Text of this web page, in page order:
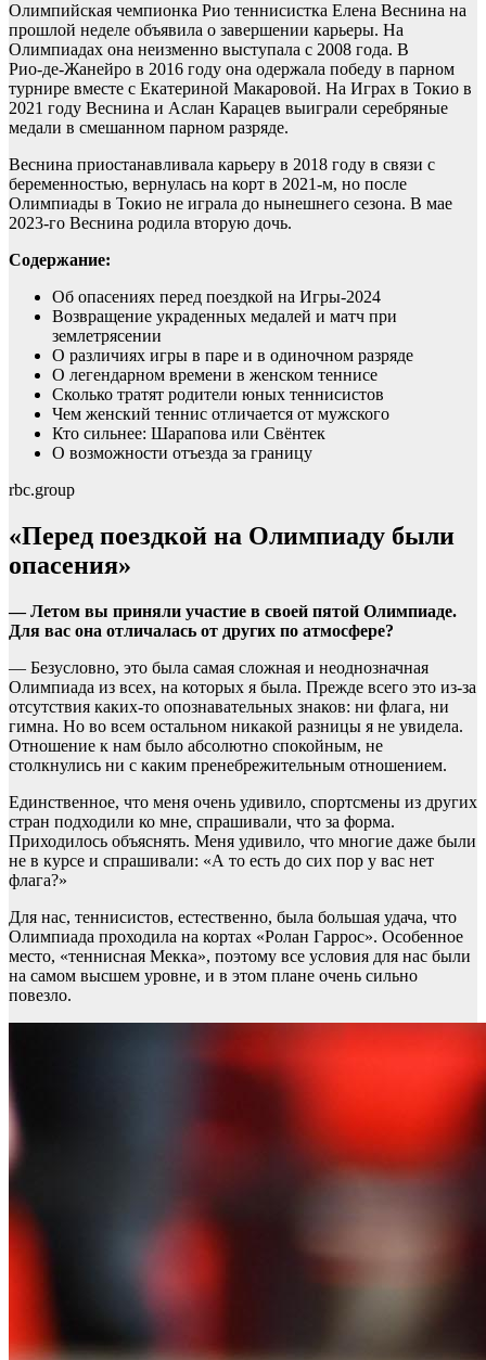
Олимпийская чемпионка Рио теннисистка Елена Веснина на
прошлой неделе объявила о завершении карьеры. На
Олимпиадах она неизменно выступала с 2008 года. В
Рио‑де‑Жанейро в 2016 году она одержала победу в парном
турнире вместе с Екатериной Макаровой. На Играх в Токио в
2021 году Веснина и Аслан Карацев выиграли серебряные
медали в смешанном парном разряде.
Веснина приостанавливала карьеру в 2018 году в связи с
беременностью, вернулась на корт в 2021-м, но после
Олимпиады в Токио не играла до нынешнего сезона. В мае
2023-го Веснина родила вторую дочь.
Содержание:
Об опасениях перед поездкой на Игры-2024
Возвращение украденных медалей и матч при
землетрясении
О различиях игры в паре и в одиночном разряде
О легендарном времени в женском теннисе
Сколько тратят родители юных теннисистов
Чем женский теннис отличается от мужского
Кто сильнее: Шарапова или Свёнтек
О возможности отъезда за границу
rbc.group
«Перед поездкой на Олимпиаду были
опасения»
— Летом вы приняли участие в своей пятой Олимпиаде.
Для вас она отличалась от других по атмосфере?
— Безусловно, это была самая сложная и неоднозначная
Олимпиада из всех, на которых я была. Прежде всего это из-за
отсутствия каких-то опознавательных знаков: ни флага, ни
гимна. Но во всем остальном никакой разницы я не увидела.
Отношение к нам было абсолютно спокойным, не
столкнулись ни с каким пренебрежительным отношением.
Единственное, что меня очень удивило, спортсмены из других
стран подходили ко мне, спрашивали, что за форма.
Приходилось объяснять. Меня удивило, что многие даже были
не в курсе и спрашивали: «А то есть до сих пор у вас нет
флага?»
Для нас, теннисистов, естественно, была большая удача, что
Олимпиада проходила на кортах «Ролан Гаррос». Особенное
место, «теннисная Мекка», поэтому все условия для нас были
на самом высшем уровне, и в этом плане очень сильно
повезло.